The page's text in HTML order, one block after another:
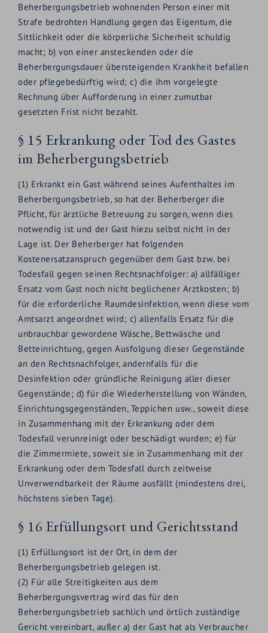
Beherbergungsbetrieb wohnenden Person einer mit
Strafe bedrohten Handlung gegen das Eigentum, die
Sittlichkeit oder die körperliche Sicherheit schuldig
macht; b) von einer ansteckenden oder die
Beherbergungsdauer übersteigenden Krankheit befallen
oder pflegebedürftig wird; c) die ihm vorgelegte
Rechnung über Aufforderung in einer zumutbar
gesetzten Frist nicht bezahlt.
§ 15 Erkrankung oder Tod des Gastes
im Beherbergungsbetrieb
(1) Erkrankt ein Gast während seines Aufenthaltes im
Beherbergungsbetrieb, so hat der Beherberger die
Pflicht, für ärztliche Betreuung zu sorgen, wenn dies
notwendig ist und der Gast hiezu selbst nicht in der
Lage ist. Der Beherberger hat folgenden
Kostenersatzanspruch gegenüber dem Gast bzw. bei
Todesfall gegen seinen Rechtsnachfolger: a) allfälliger
Ersatz vom Gast noch nicht beglichener Arztkosten; b)
für die erforderliche Raumdesinfektion, wenn diese vom
Amtsarzt angeordnet wird; c) allenfalls Ersatz für die
unbrauchbar gewordene Wäsche, Bettwäsche und
Betteinrichtung, gegen Ausfolgung dieser Gegenstände
an den Rechtsnachfolger, andernfalls für die
Desinfektion oder gründliche Reinigung aller dieser
Gegenstände; d) für die Wiederherstellung von Wänden,
Einrichtungsgegenständen, Teppichen usw., soweit diese
in Zusammenhang mit der Erkrankung oder dem
Todesfall verunreinigt oder beschädigt wurden; e) für
die Zimmermiete, soweit sie in Zusammenhang mit der
Erkrankung oder dem Todesfall durch zeitweise
Unverwendbarkeit der Räume ausfällt (mindestens drei,
höchstens sieben Tage).
§ 16 Erfüllungsort und Gerichtsstand
(1) Erfüllungsort ist der Ort, in dem der
Beherbergungsbetrieb gelegen ist.
(2) Für alle Streitigkeiten aus dem
Beherbergungsvertrag wird das für den
Beherbergungsbetrieb sachlich und örtlich zuständige
Gericht vereinbart, außer a) der Gast hat als Verbraucher